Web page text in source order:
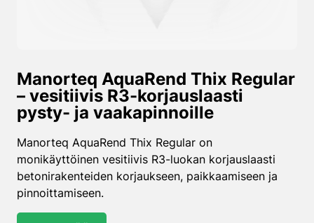
Manorteq AquaRend Thix Regular
– vesitiivis R3-korjauslaasti
pysty- ja vaakapinnoille
Manorteq AquaRend Thix Regular on
monikäyttöinen vesitiivis R3-luokan korjauslaasti
betonirakenteiden korjaukseen, paikkaamiseen ja
pinnoittamiseen.